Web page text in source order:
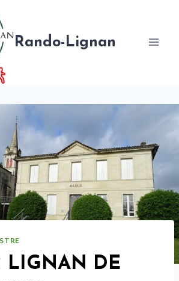
Rando-Lignan
LIGNAN DE